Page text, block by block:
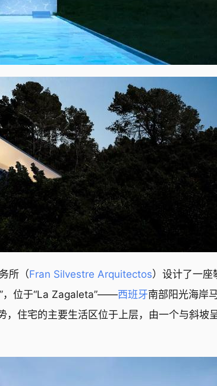
所（Fran Silvestre Arquitectos）设计了一座
，位于“La Zagaleta”——西班牙南部阳光海岸
住宅的主要生活区位于上层，由一个与斜坡